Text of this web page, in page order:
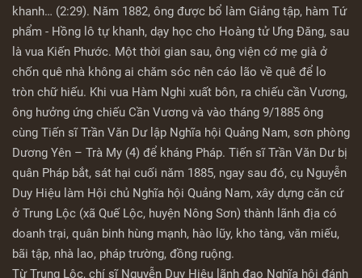
khanh… (2:29). Năm 1882, ông được bổ làm Giảng tập, hàm Tứ
phẩm - Hồng lô tự khanh, dạy học cho Hoàng tử Ưng Đăng, sau
là vua Kiến Phước. Một thời gian sau, ông viện cớ mẹ già ở
chốn quê nhà không ai chăm sóc nên cáo lão về quê để lo
tròn chữ hiếu. Khi vua Hàm Nghi xuất bôn, ra chiếu cần Vương,
ông hưởng ứng chiếu Cần Vương và vào tháng 9/1885 ông
cùng Tiến sĩ Trần Văn Dư lập Nghĩa hội Quảng Nam, sơn phòng
Dương Yên – Trà My (4) để kháng Pháp. Tiến sĩ Trần Văn Dư bị
quân Pháp bắt, sát hại cuối năm 1885, ngay sau đó, cụ Nguyễn
Duy Hiệu làm Hội chủ Nghĩa hội Quảng Nam, xây dựng căn cứ
ở Trung Lộc (xã Quế Lộc, huyện Nông Sơn) thành lãnh địa có
doanh trại, quân binh hùng mạnh, hào lũy, kho tàng, văn miếu,
bãi tập, nhà lao, pháp trường, đồng ruộng.
Từ Trung Lộc, chí sĩ Nguyễn Duy Hiệu lãnh đạo Nghĩa hội đánh